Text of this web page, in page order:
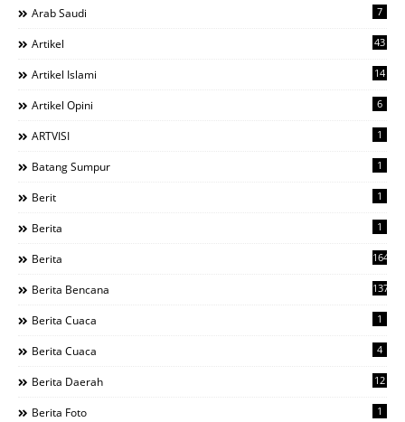
Arab Saudi 7
Artikel 43
Artikel Islami 14
Artikel Opini 6
ARTVISI 1
Batang Sumpur 1
Berit 1
Berita 1
Berita 1644
Berita Bencana 137
Berita Cuaca 1
Berita Cuaca 4
Berita Daerah 12
Berita Foto 1